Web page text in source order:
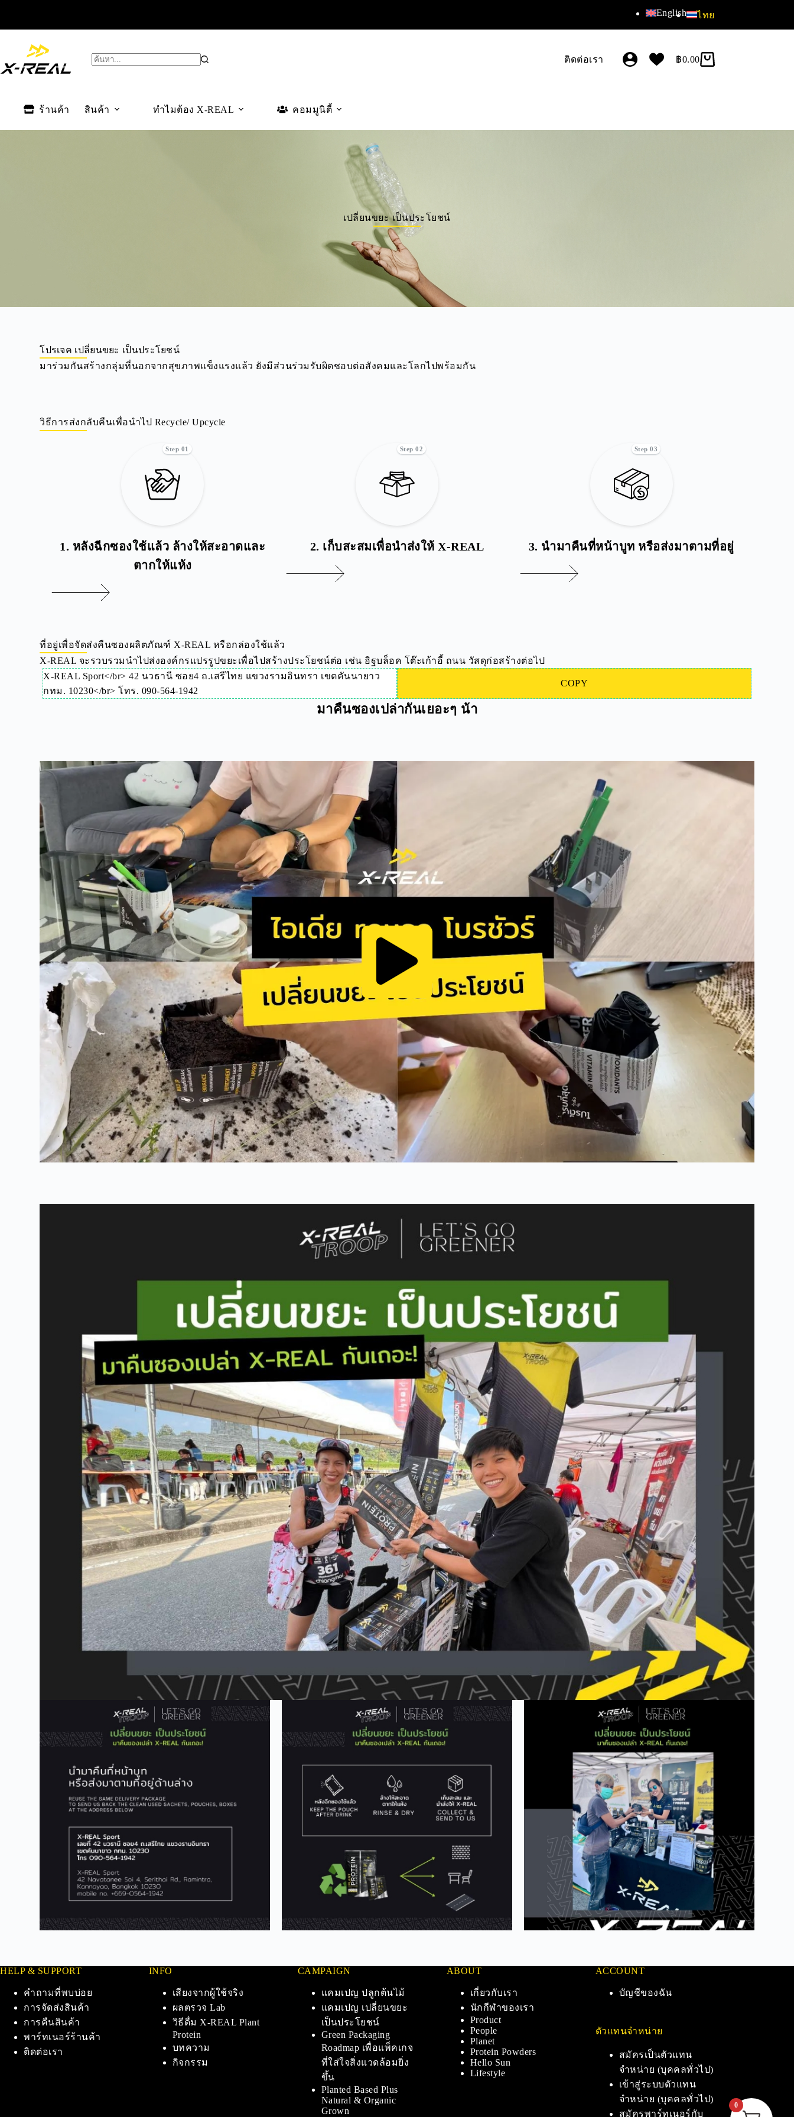
English ไทย
ติดต่อเรา ฿0.00
ร้านค้า สินค้า ทำไมต้อง X-REAL คอมมูนิตี้
เปลี่ยนขยะ เป็นประโยชน์
โปรเจค เปลี่ยนขยะ เป็นประโยชน์
มาร่วมกันสร้างกลุ่มที่นอกจากสุขภาพแข็งแรงแล้ว ยังมีส่วนร่วมรับผิดชอบต่อสังคมและโลกไปพร้อมกัน
วิธีการส่งกลับคืนเพื่อนำไป Recycle/ Upcycle
1. หลังฉีกซองใช้แล้ว ล้างให้สะอาดและ
ตากให้แห้ง
Step 01
2. เก็บสะสมเพื่อนำส่งให้ X-REAL
Step 02
3. นำมาคืนที่หน้าบูท หรือส่งมาตามที่อยู่
Step 03
ที่อยู่เพื่อจัดส่งคืนซองผลิตภัณฑ์ X-REAL หรือกล่องใช้แล้ว
X-REAL จะรวบรวมนำไปส่งองค์กรแปรรูปขยะเพื่อไปสร้างประโยชน์ต่อ เช่น อิฐบล็อค โต๊ะเก้าอี้ ถนน วัสดุก่อสร้างต่อไป
COPY
X-REAL Sport</br> 42 นวธานี ซอย4 ถ.เสรีไทย แขวงรามอินทรา เขตคันนายาว
กทม. 10230</br> โทร. 090-564-1942
มาคืนซองเปล่ากันเยอะๆ น้า
HELP & SUPPORT
คำถามที่พบบ่อย
การจัดส่งสินค้า
การคืนสินค้า
พาร์ทเนอร์ร้านค้า
ติดต่อเรา
INFO
เสียงจากผู้ใช้จริง
ผลตรวจ Lab
วิธีดื่ม X-REAL Plant
Protein
บทความ
กิจกรรม
CAMPAIGN
แคมเปญ ปลูกต้นไม้
แคมเปญ เปลี่ยนขยะ
เป็นประโยชน์
Green Packaging
Roadmap เพื่อแพ็คเกจ
ที่ใส่ใจสิ่งแวดล้อมยิ่ง
ขึ้น
Planted Based Plus
Natural & Organic
Grown
ABOUT
เกี่ยวกับเรา
นักกีฬาของเรา
Product
People
Planet
Protein Powders
Hello Sun
Lifestyle
ACCOUNT
บัญชีของฉัน
ตัวแทนจำหน่าย
สมัครเป็นตัวแทน
จำหน่าย (บุคคลทั่วไป)
เข้าสู่ระบบตัวแทน
จำหน่าย (บุคคลทั่วไป)
สมัครพาร์ทเนอร์กับ
0